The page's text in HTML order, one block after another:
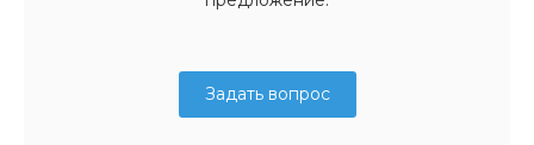
Задать вопрос